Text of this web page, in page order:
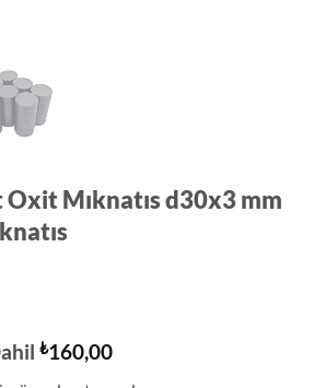
Mıknatıs d30x3 mm
₺160,00